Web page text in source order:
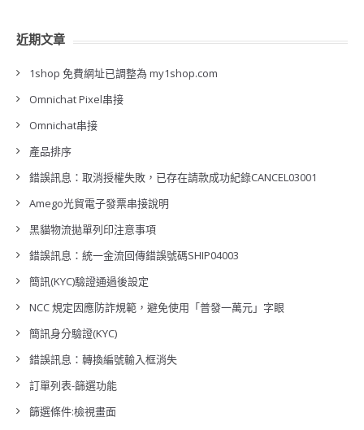
近期文章
1shop 免費網址已調整為 my1shop.com
Omnichat Pixel串接
Omnichat串接
產品排序
錯誤訊息：取消授權失敗，已存在請款成功紀錄CANCEL03001
Amego光貿電子發票串接說明
黑貓物流拋單列印注意事項
錯誤訊息：統一金流回傳錯誤號碼SHIP04003
簡訊(KYC)驗證通過後設定
NCC 規定因應防詐規範，避免使用「普發一萬元」字眼
簡訊身分驗證(KYC)
錯誤訊息：轉換編號輸入框消失
訂單列表-篩選功能
篩選條件:檢視畫面